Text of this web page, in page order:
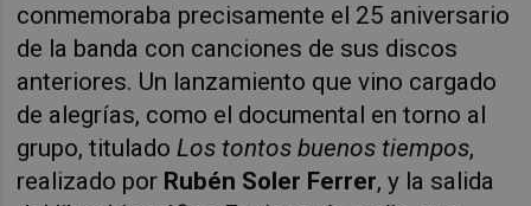
conmemoraba precisamente el 25 aniversario
de la banda con canciones de sus discos
anteriores. Un lanzamiento que vino cargado
de alegrías, como el documental en torno al
grupo, tituladoLos tontos buenos tiempos,
realizado por Rubén Soler Ferrer, y la salida